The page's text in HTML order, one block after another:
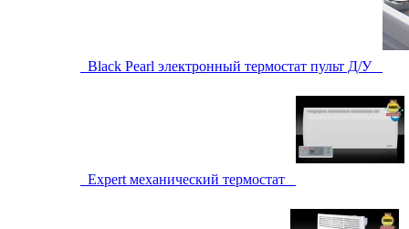
Black Pearl электронный термостат пульт Д/У
Expert механический термостат